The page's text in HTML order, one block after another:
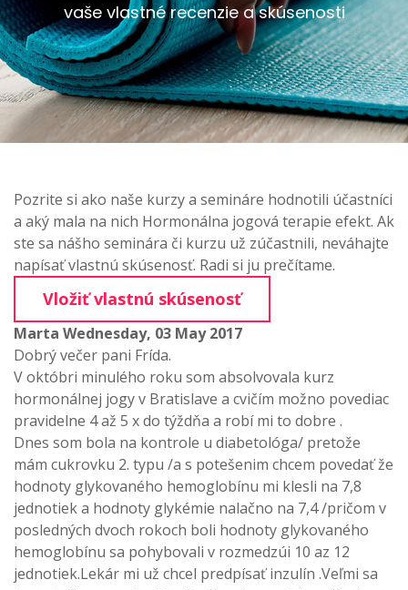
vaše vlastné recenzie a skúsenosti
Pozrite si ako naše kurzy a semináre hodnotili účastníci
a aký mala na nich Hormonálna jogová terapie efekt. Ak
ste sa nášho seminára či kurzu už zúčastnili, neváhajte
napísať vlastnú skúsenosť. Radi si ju prečítame.
Vložiť vlastnú skúsenosť
Marta Wednesday, 03 May 2017
Dobrý večer pani Frída.
V októbri minulého roku som absolvovala kurz
hormonálnej jogy v Bratislave a cvičím možno povediac
pravidelne 4 až 5 x do týždňa a robí mi to dobre .
Dnes som bola na kontrole u diabetológa/ pretože
mám cukrovku 2. typu /a s potešenim chcem povedať že
hodnoty glykovaného hemoglobínu mi klesli na 7,8
jednotiek a hodnoty glykémie nalačno na 7,4 /pričom v
posledných dvoch rokoch boli hodnoty glykovaného
hemoglobínu sa pohybovali v rozmedzúi 10 az 12
jednotiek.Lekár mi už chcel predpísať inzulín .Veľmi sa